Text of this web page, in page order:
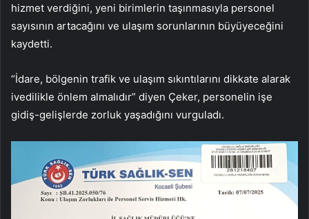
hizmet verdiğini, yeni birimlerin taşınmasıyla personel
sayısının artacağını ve ulaşım sorunlarının büyüyeceğini
kaydetti.
“İdare, bölgenin trafik ve ulaşım sıkıntılarını dikkate alarak
ivedilikle önlem almalıdır” diyen Çeker, personelin işe
gidiş-gelişlerde zorluk yaşadığını vurguladı.